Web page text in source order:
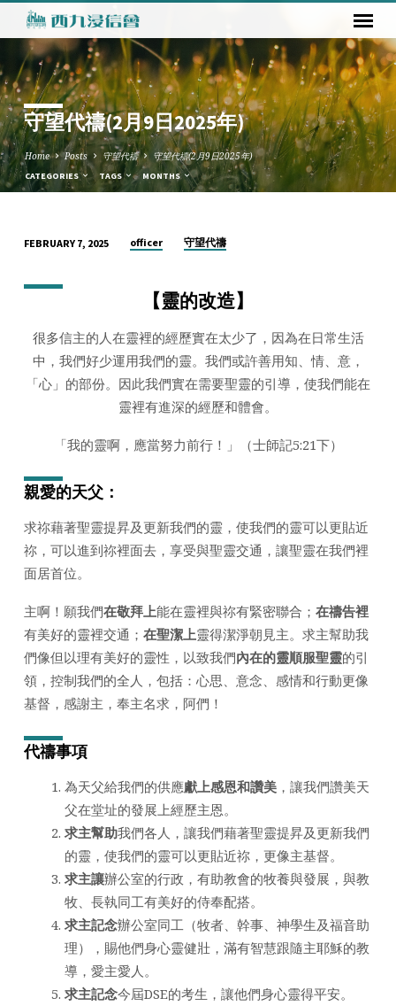
守望代禱(2月9日2025年)
Home Posts 守望代禱 守望代禱(2月9日2025年)
CATEGORIES TAGS MONTHS
望
禱
(2
月
9
2025
FEBRUARY 7, 2025 officer 守望代禱
【靈的改造】
很多信主的人在靈裡的經歷實在太少了，因為在日常生活
中，我們好少運用我們的靈。我們或許善用知、情、意，
「心」的部份。因此我們實在需要聖靈的引導，使我們能在
靈裡有進深的經歷和體會。
「我的靈啊，應當努力前行！」（士師記5:21下）
親愛的天父：
求祢藉著聖靈提昇及更新我們的靈，使我們的靈可以更貼近
祢，可以進到祢裡面去，享受與聖靈交通，讓聖靈在我們裡
面居首位。
主啊！願我們在敬拜上能在靈裡與祢有緊密聯合； 在禱告裡
有美好的靈裡交通； 在聖潔上靈得潔淨朝見主。求主幫助我
們像但以理有美好的靈性，以致我們內在的靈順服聖靈的引
領，控制我們的全人，包括：心思、意念、感情和行動更像
基督，感謝主，奉主名求，阿們！
代禱事項
為天父給我們的供應獻上感恩和讚美，讓我們讚美天
父在堂址的發展上經歷主恩。
求主幫助我們各人，讓我們藉著聖靈提昇及更新我們
的靈，使我們的靈可以更貼近祢，更像主基督。
求主讓辦公室的行政，有助教會的牧養與發展，與教
牧、長執同工有美好的侍奉配搭。
求主記念辦公室同工（牧者、幹事、神學生及福音助
理），賜他們身心靈健壯，滿有智慧跟隨主耶穌的教
導，愛主愛人。
求主記念今屆DSE的考生，讓他們身心靈得平安。